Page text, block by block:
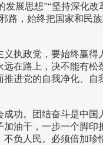
展思想”“坚持深化改
路，始终把国家和民
执政党，要始终赢得
在路上，决不能有松
进党的自我净化、自
功。团结奋斗是中国
油干，一步一个脚印
负人民。必须倍加珍